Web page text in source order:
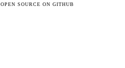
OPEN SOURCE ON GITHUB